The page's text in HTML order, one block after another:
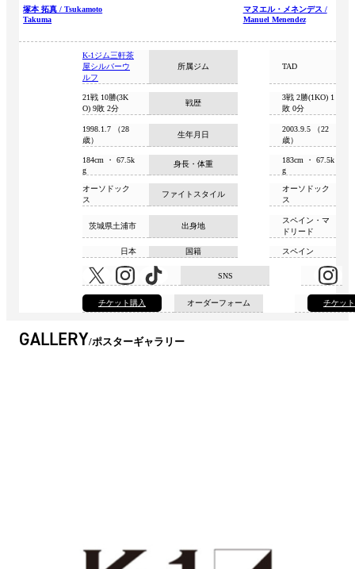
塚本 拓真 / Tsukamoto
Takuma
マヌエル・メネンデス /
Manuel Menendez
所属ジム
K-1ジム三軒茶
屋シルバーウ
ルフ
TAD
戦歴
21戦 10勝(3K
O) 9敗 2分
3戦 2勝(1KO) 1
敗 0分
生年月日
1998.1.7 （28
歳）
2003.9.5 （22
歳）
身長・体重
184cm ・ 67.5k
g
183cm ・ 67.5k
g
ファイトスタイル
オーソドック
ス
オーソドック
ス
出身地
茨城県土浦市
スペイン・マ
ドリード
国籍
日本 スペイン
SNS
オーダーフォーム
チケット購入 チケッ
GALLERY ポスターギャラリー